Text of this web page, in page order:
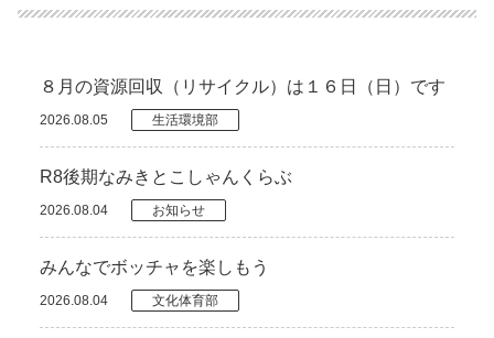
８月の資源回収（リサイクル）は１６日（日）です
2026.08.05 生活環境部
R8後期なみきとこしゃんくらぶ
2026.08.04 お知らせ
みんなでボッチャを楽しもう
2026.08.04 文化体育部